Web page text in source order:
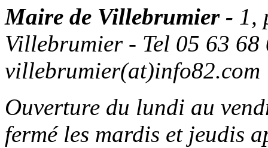
Maire de Villebrumier - 1,
Villebrumier - Tel 05 63
villebrumier(at)info82.com
Ouverture du lundi au
fermé les mardis et jeudis